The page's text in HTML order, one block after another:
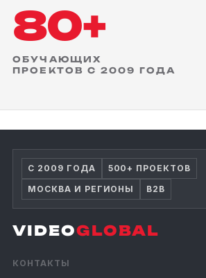
80+
ОБУЧАЮЩИХ
ПРОЕКТОВ С 2009 ГОДА
С 2009 ГОДА
500+ ПРОЕКТОВ
МОСКВА И РЕГИОНЫ
B2B
VIDEOGLOBAL
КОНТАКТЫ